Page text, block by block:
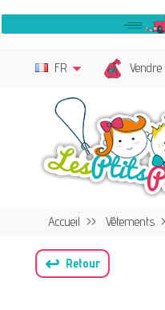
FR Vendre
Accueil Vêtements
↩ Retour